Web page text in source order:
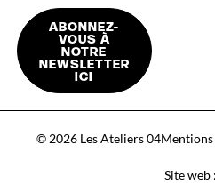
ABONNEZ-
VOUS À
NOTRE
NEWSLETTER
ICI
© 2026 Les Ateliers 04Mentions
Site web